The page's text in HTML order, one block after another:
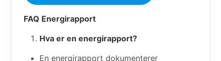
FAQ Energirapport
Hva er en energirapport?
En energirapport dokumenterer